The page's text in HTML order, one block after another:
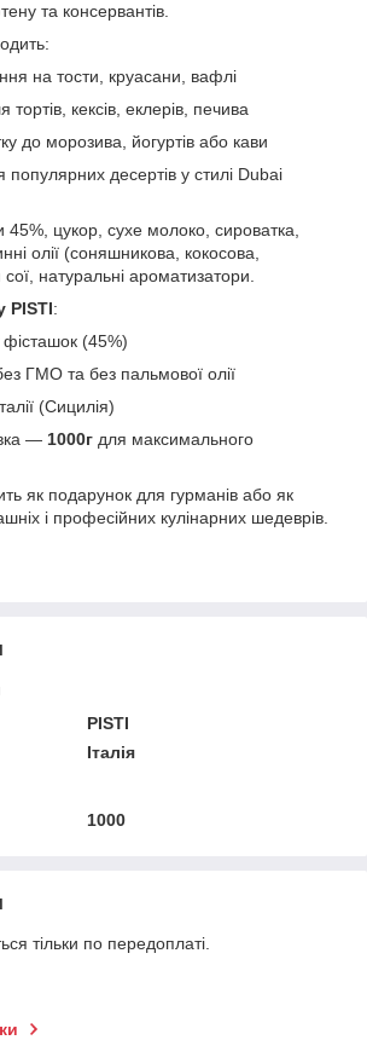
та консервантів.
на тости, круасани, вафлі
тортів, кексів, еклерів, печива
до морозива, йогуртів або кави
популярних десертів у стилі Dubai
45%, цукор, сухе молоко, сироватка,
олії (соняшникова, кокосова,
натуральні ароматизатори.
PISTI:
фісташок (45%)
ГМО та без пальмової олії
(Сицилія)
— 1000г для максимального
як подарунок для гурманів або як
і професійних кулінарних шедеврів.
PISTI
Італія
1000
тільки по передоплаті.